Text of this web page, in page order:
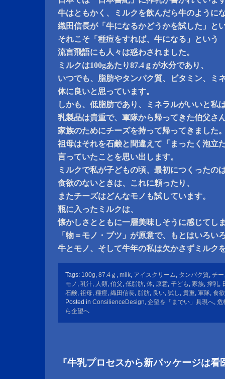
牛はともかく、ミルクを飲んだら牛のように
織田信長が「牛になるかどうかを試した」と
それこそ「種痘をすれば、牛になる」という
流言飛語にも人々は惑わされました。
ミルクは100gあたり87.4ｇが水分であり、
いつでも、脂肪やタンパク質、ビタミン、ミ
体に良いと思っています。
しかも、低脂肪であり、ミネラルがいいと私
乳製品は貴重で、軍隊から帰ってきた伯父さ
家族のためにチーズを持って帰ってきました
祖母はそれを石鹸と間違えて「まったく泡立
言っていたことを思い出します。
ミルクで私が子どもの頃、最初につくったの
食欲のないときは、これに頼ったり、
またチーズはどんなモノも試しています。
瓶に入ったミルクは、
懐かしさとともに一層美味しそうに感じてし
「物＝モノ・ブツ」が原意で、もとはいろい
牛とモノ、そして牛年の私は欠かさずミルク
Tags: 100g, 87.4ｇ , milk, アイスクリーム, タンパク質, チ
モノ , 乳汁, 人類, 伯父, 低脂肪, 体, 原意, 子ども , 家族, 搾乳,
石鹸, 祖母, 種痘, 織田信長, 脂肪, 良い, 試し , 貴重, 軍隊, 食欲
Posted in ConsilienceDesign, 企望を「までい」具現へ, 危
ら企望へ
『牛乳プロセスから新パッケージは